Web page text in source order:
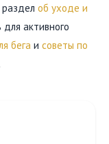
раздел об уходе и
активного
бега и советы по